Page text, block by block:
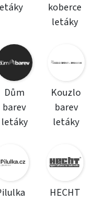
koberce
letáky
Dům
barev
letáky
Kouzlo
barev
letáky
HECHT